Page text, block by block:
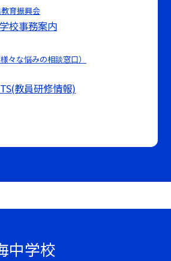
教育振興会
校事務案内
々な悩みの相談窓口）
教員研修情報)
中学校